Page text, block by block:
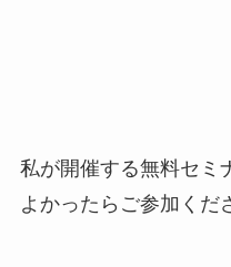
私が開催する無料セミ
よかったらご参加くだ